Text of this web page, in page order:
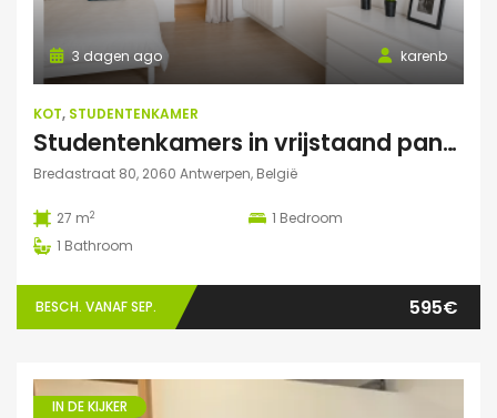
karenb
3 dagen ago
KOT, STUDENTENKAMER
Studentenkamers in vrijstaand pand ‘De Drie Snellen’.
Bredastraat 80, 2060 Antwerpen, België
27 m2 1 Bedroom
1 Bathroom
BESCH. VANAF SEP. 595€
IN DE KIJKER